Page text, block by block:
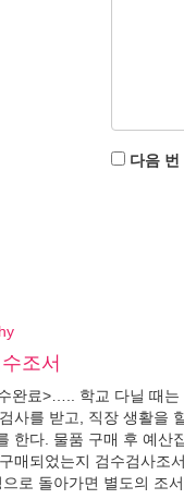
다음
조서
완료>….. 학교 다닐 때는
사를 받고, 직장 생활을
한다. 물품 구매 후 예산
매되었는지 검수검사조
로 돌아가면 별도의 조